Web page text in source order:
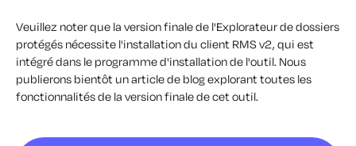
Veuillez noter que la version finale de l'Explorateur de dossiers
protégés nécessite l'installation du client RMS v2, qui est
intégré dans le programme d'installation de l'outil. Nous
publierons bientôt un article de blog explorant toutes les
fonctionnalités de la version finale de cet outil.